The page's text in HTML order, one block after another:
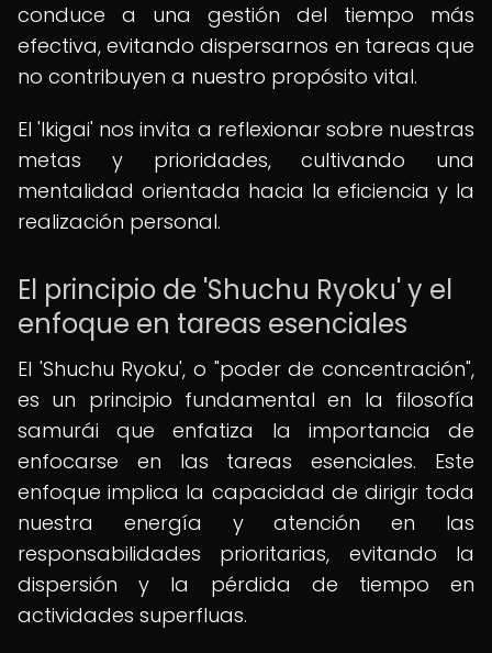
conduce a una gestión del tiempo más
efectiva, evitando dispersarnos en tareas que
no contribuyen a nuestro propósito vital.
El 'Ikigai' nos invita a reflexionar sobre nuestras
metas y prioridades, cultivando una
mentalidad orientada hacia la eficiencia y la
realización personal.
El principio de 'Shuchu Ryoku' y el
enfoque en tareas esenciales
El 'Shuchu Ryoku', o "poder de concentración",
es un principio fundamental en la filosofía
samurái que enfatiza la importancia de
enfocarse en las tareas esenciales. Este
enfoque implica la capacidad de dirigir toda
nuestra energía y atención en las
responsabilidades prioritarias, evitando la
dispersión y la pérdida de tiempo en
actividades superfluas.